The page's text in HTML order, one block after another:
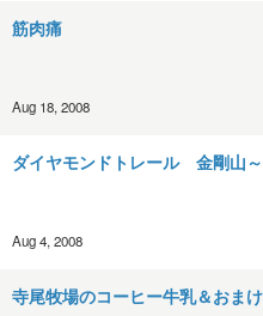
筋肉痛
Aug 18, 2008
ダイヤモンドトレール 金剛山
Aug 4, 2008
寺尾牧場のコーヒー牛乳＆おま